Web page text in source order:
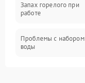
Запах горелого при
работе
Проблемы с набором
воды